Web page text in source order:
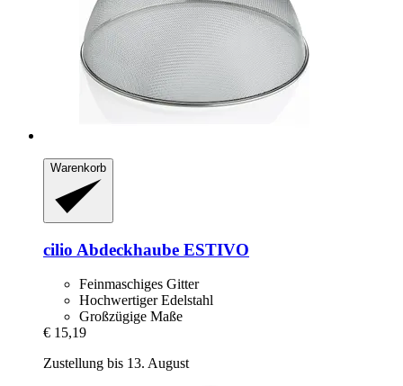
Warenkorb
cilio Abdeckhaube ESTIVO
Feinmaschiges Gitter
Hochwertiger Edelstahl
Großzügige Maße
€ 15,19
Zustellung bis 13. August